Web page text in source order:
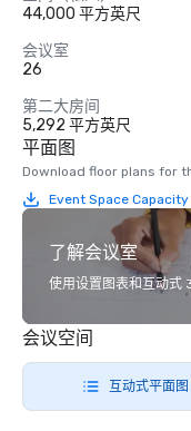
44,000 平方英尺
会议室
26
第二大房间
5,292 平方英尺
平面图
Download floor plans for
Event Space Capacity
了解会议室
使用设置图表和互动式
会议空间
互动式平面图